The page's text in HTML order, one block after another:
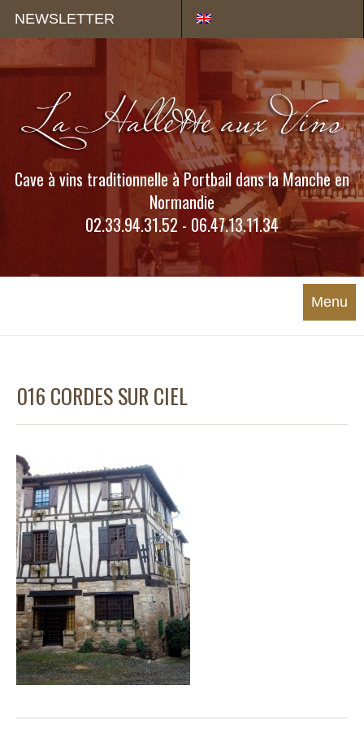
NEWSLETTER
Cave à vins traditionnelle à Portbail dans la Manche en
Normandie
02.33.94.31.52 - 06.47.13.11.34
Menu
016 CORDES SUR CIEL
Panneau de gestion des cookies